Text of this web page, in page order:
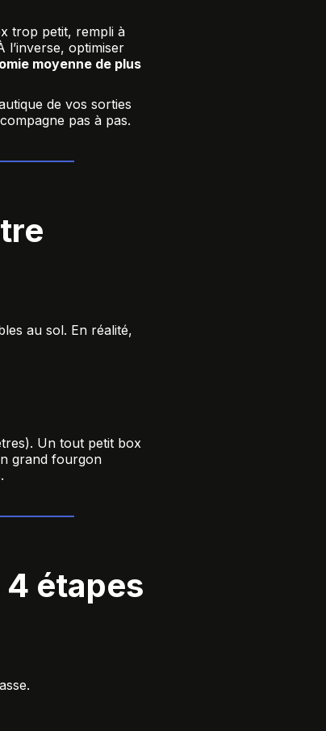
trop petit, rempli à
optimiser
moyenne de plus
de vos sorties
pas à pas.
au sol. En réalité,
Un tout petit box
grand fourgon
étapes